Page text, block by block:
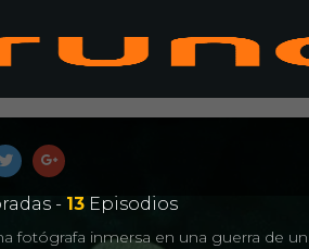
- 13Episodios
fotógrafa inmersa en una guerra de